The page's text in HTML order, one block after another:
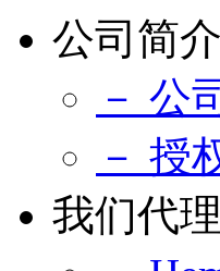
公司简介
－ 公
－ 授
我们代